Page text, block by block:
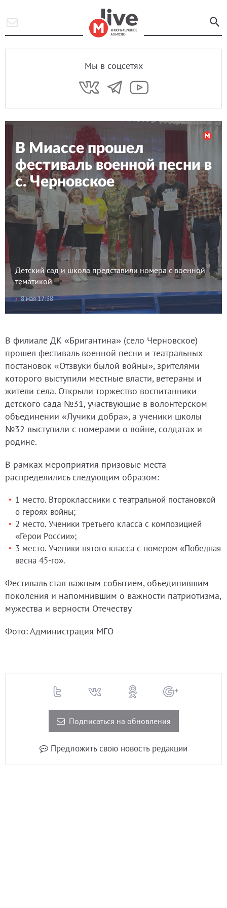
Мы в соцсетях
В Миассе прошел
фестиваль военной песни в
с. Черновское
Детский сад и школа представили номера с военной
тематикой
8 мая 17:38
В филиале ДК «Бригантина» (село Черновское)
прошел фестиваль военной песни и театральных
постановок «Отзвуки былой войны», зрителями
которого выступили местные власти, ветераны и
жители села. Открыли торжество воспитанники
детского сада №31, участвующие в волонтерском
объединении «Лучики добра», а ученики школы
№32 выступили с номерами о войне, солдатах и
родине.
В рамках мероприятия призовые места
распределились следующим образом:
1 место. Второклассники с театральной постановкой
о героях войны;
2 место. Ученики третьего класса с композицией
«Герои России»;
3 место. Ученики пятого класса с номером «Победная
весна 45-го».
Фестиваль стал важным событием, объединившим
поколения и напомнившим о важности патриотизма,
мужества и верности Отечеству
Фото: Администрация МГО
Подписаться на обновления
Предложить свою новость редакции